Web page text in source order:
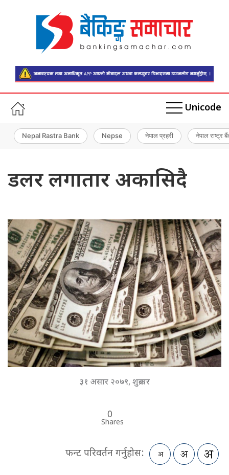
Unicode
Nepal Rastra Bank Nepse नेपाल प्रहरी नेपाल राष्ट्र
डलर लगातार अकासिदै
३१ असार २०७९, शुक्रबार
0
Shares
फन्ट परिवर्तन गर्नुहोस: